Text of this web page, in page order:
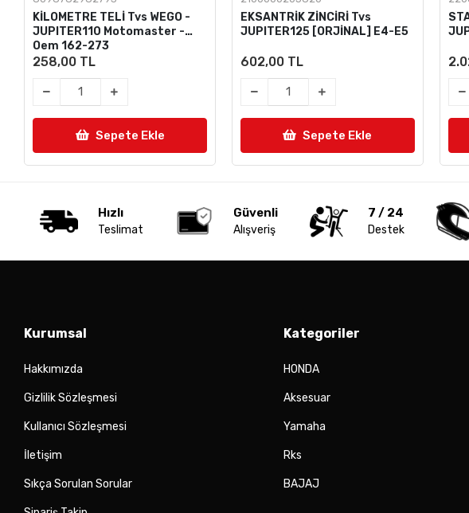
KİLOMETRE TELİ Tvs WEGO -
JUPITER110 Motomaster -
Oem 162-273
258,00 TL
Sepete Ekle
EKSANTRİK ZİNCİRİ Tvs
JUPITER125 [ORJİNAL] E4-E5
602,00 TL
Sepete Ekle
Hızlı
Teslimat
Güvenli
Alışveriş
7 / 24
Destek
Kurumsal
Hakkımızda
Gizlilik Sözleşmesi
Kullanıcı Sözleşmesi
İletişim
Sıkça Sorulan Sorular
Kategoriler
HONDA
Aksesuar
Yamaha
Rks
BAJAJ